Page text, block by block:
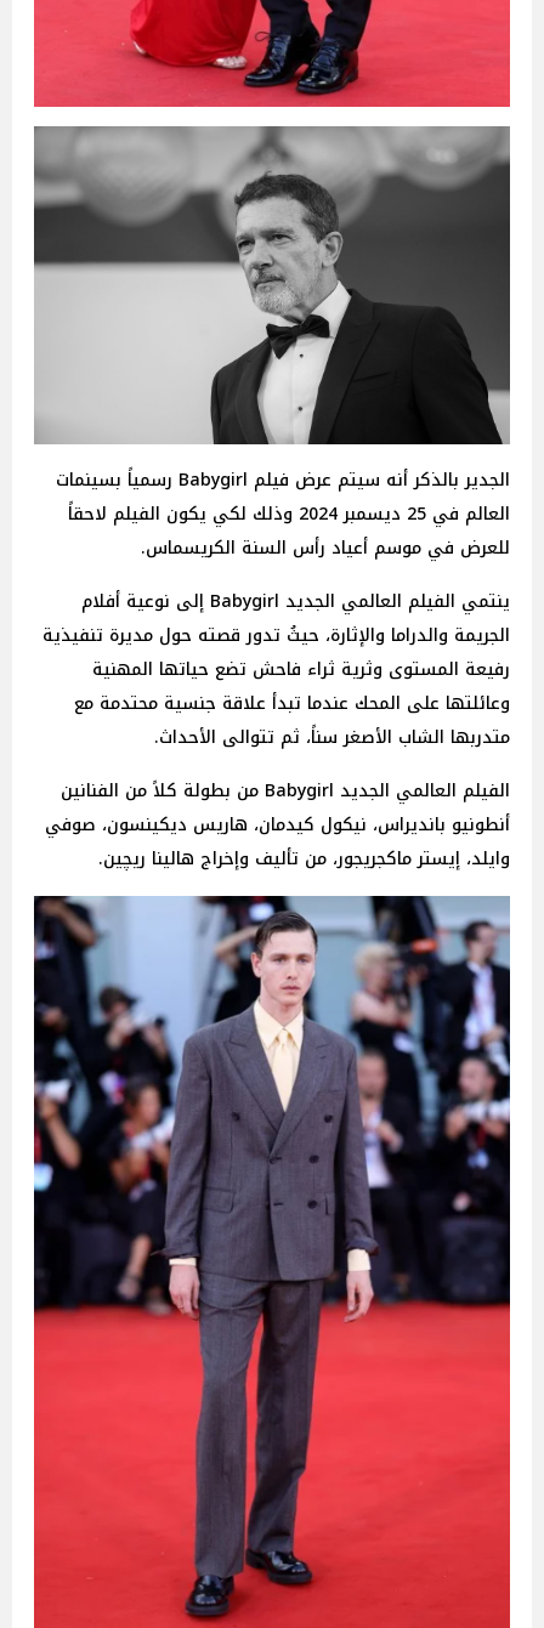
الجدير بالذكر أنه سيتم عرض فيلم Babygirl رسمياً بسينمات
العالم في 25 ديسمبر 2024 وذلك لكي يكون الفيلم لاحقاً
للعرض في موسم أعياد رأس السنة الكريسماس.
ينتمي الفيلم العالمي الجديد Babygirl إلى نوعية أفلام
الجريمة والدراما والإثارة، حيثُ تدور قصته حول مديرة تنفيذية
رفيعة المستوى وثرية ثراء فاحش تضع حياتها المهنية
وعائلتها على المحك عندما تبدأ علاقة جنسية محتدمة مع
متدربها الشاب الأصغر سناً، ثم تتوالى الأحداث.
الفيلم العالمي الجديد Babygirl من بطولة كلاً من الفنانين
أنطونيو بانديراس، نيكول كيدمان، هاريس ديكينسون، صوفي
وايلد، إيستر ماكجريجور، من تأليف وإخراج هالينا ريچين.